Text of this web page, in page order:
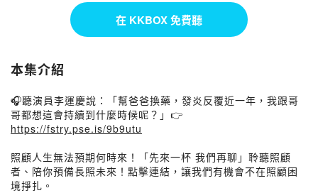
在 KKBOX 免費聽
本集介紹
🎧聽演員李運慶說：「幫爸爸換藥，發炎反覆近一年，我跟哥
哥都想這會持續到什麼時候呢？」👉
https://fstry.pse.is/9b9utu
照顧人生無法預期何時來！「先來一杯 我們再聊」聆聽照顧
者、陪你預備長照未來！點擊連結，讓我們有機會不在照顧困
境掙扎。